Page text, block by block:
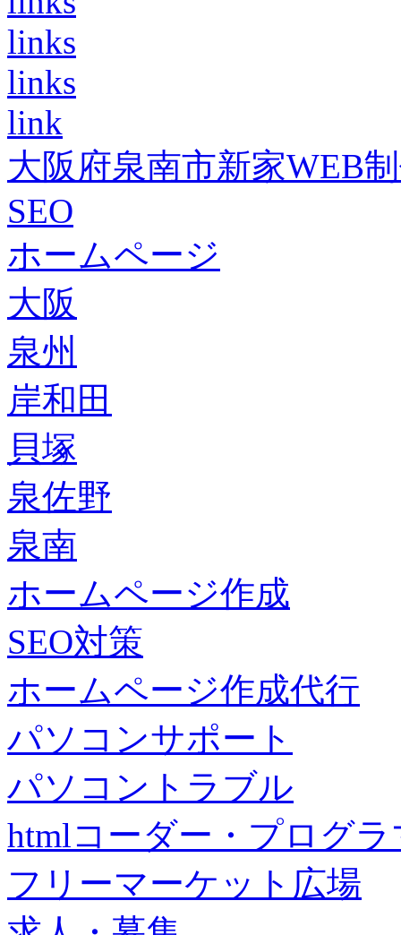
links
links
link
大阪府泉南市新家WEB
SEO
ホームページ
大阪
泉州
岸和田
貝塚
泉佐野
泉南
ホームページ作成
SEO対策
ホームページ作成代行
パソコンサポート
パソコントラブル
htmlコーダー・プログラ
フリーマーケット広場